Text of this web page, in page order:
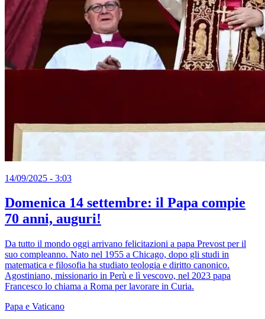
14/09/2025 - 3:03
Domenica 14 settembre: il Papa compie
70 anni, auguri!
Da tutto il mondo oggi arrivano felicitazioni a papa Prevost per il
suo compleanno. Nato nel 1955 a Chicago, dopo gli studi in
matematica e filosofia ha studiato teologia e diritto canonico.
Agostiniano, missionario in Perù e lì vescovo, nel 2023 papa
Francesco lo chiama a Roma per lavorare in Curia.
Papa e Vaticano